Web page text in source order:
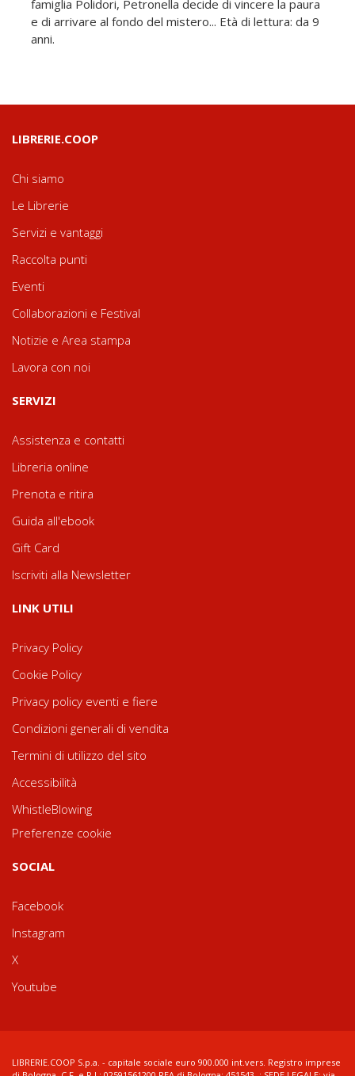
famiglia Polidori, Petronella decide di vincere la paura
e di arrivare al fondo del mistero... Età di lettura: da 9
anni.
LIBRERIE.COOP
Chi siamo
Le Librerie
Servizi e vantaggi
Raccolta punti
Eventi
Collaborazioni e Festival
Notizie e Area stampa
Lavora con noi
SERVIZI
Assistenza e contatti
Libreria online
Prenota e ritira
Guida all'ebook
Gift Card
Iscriviti alla Newsletter
LINK UTILI
Privacy Policy
Cookie Policy
Privacy policy eventi e fiere
Condizioni generali di vendita
Termini di utilizzo del sito
Accessibilità
WhistleBlowing
Preferenze cookie
SOCIAL
Facebook
Instagram
X
Youtube
LIBRERIE.COOP S.p.a. - capitale sociale euro 900.000 int.vers. Registro imprese